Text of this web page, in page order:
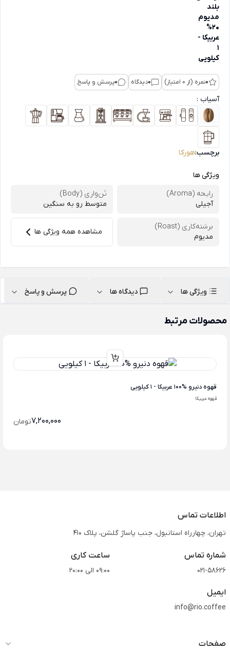
بلند
مدیوم
20%
عربیکا -
1
کیلویی
0نمره (از 0 امتیاز) 0دیدگاه 0پرسش و پاسخ
آسیاب :
برچسب:هورکا
ویژگی ها
رایحه (Aroma)
آجیلی
تَن‌واری (Body)
متوسط رو به سنگین
برشته‌کاری (Roast)
مدیوم
مشاهده همه ویژگی ها
ویژگی ها دیدگاه ها پرسش و پاسخ
محصولات مرتبط
قهوه دنیرو %100 عربیکا - 1 کیلویی
قهوه عربیکا
7,200,000تومان
اطلاعات تماس
تهران، چهارراه استانبول، جنب پاساژ گلشن، پلاک 410
شماره تماس
021-58626
ساعت کاری
09:00 الی 20:00
ایمیل
info@rio.coffee
صفحات